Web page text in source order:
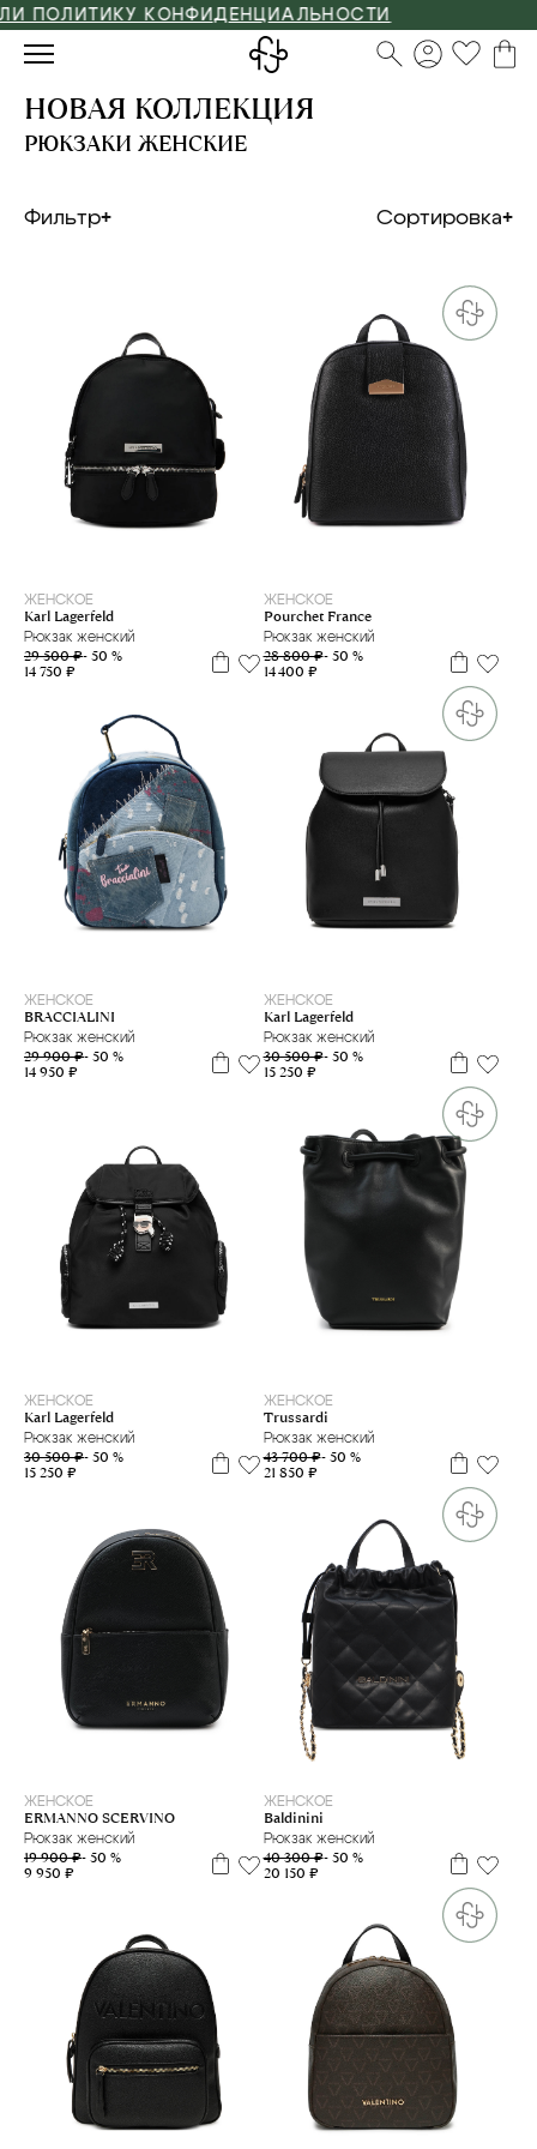
КОНФИДЕНЦИАЛЬНОСТИ
НОВАЯ КОЛЛЕКЦИЯ
РЮКЗАКИ ЖЕНСКИЕ
Фильтр Сортировка
ЖЕНСКОЕ
Karl Lagerfeld
Рюкзак женский
29 500 ₽- 50 %
14 750 ₽
ЖЕНСКОЕ
Pourchet France
Рюкзак женский
28 800 ₽- 50 %
14 400 ₽
ЖЕНСКОЕ
BRACCIALINI
Рюкзак женский
29 900 ₽- 50 %
14 950 ₽
ЖЕНСКОЕ
Karl Lagerfeld
Рюкзак женский
30 500 ₽- 50 %
15 250 ₽
ЖЕНСКОЕ
Karl Lagerfeld
Рюкзак женский
30 500 ₽- 50 %
15 250 ₽
ЖЕНСКОЕ
Trussardi
Рюкзак женский
43 700 ₽- 50 %
21 850 ₽
ЖЕНСКОЕ
ERMANNO SCERVINO
Рюкзак женский
19 900 ₽- 50 %
9 950 ₽
ЖЕНСКОЕ
Baldinini
Рюкзак женский
40 300 ₽- 50 %
20 150 ₽